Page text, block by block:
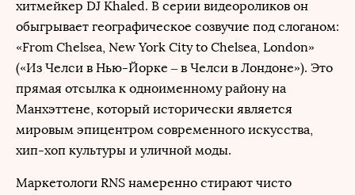
хитмейкер DJ Khaled. В серии видеороликов он
обыгрывает географическое созвучие под слоганом:
«From Chelsea, New York City to Chelsea, London»
(«Из Челси в Нью-Йорке – в Челси в Лондоне»). Это
прямая отсылка к одноименному району на
Манхэттене, который исторически является
мировым эпицентром современного искусства,
хип-хоп культуры и уличной моды.
Маркетологи RNS намеренно стирают чисто